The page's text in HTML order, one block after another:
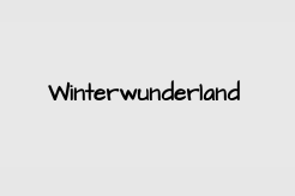
Winterwunderland